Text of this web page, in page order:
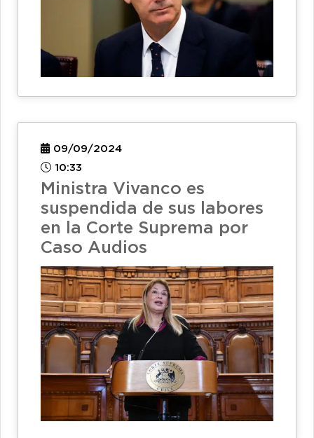
09/09/2024
10:33
Ministra Vivanco es
suspendida de sus labores
en la Corte Suprema por
Caso Audios